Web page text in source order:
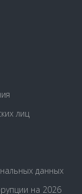
лиц
данных
на 2026